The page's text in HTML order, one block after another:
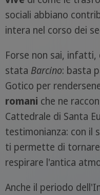
sociali abbiano
intera nel corso dei
Forse non sai, infatti,
stata Barcino: basta
Gotico per
romani che ne
Cattedrale di Santa
testimonianza: con il
ti permette di
respirare l'antica
Anche il periodo